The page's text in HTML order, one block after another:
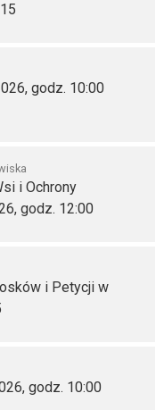
godz. 10:00
i Ochrony
godz. 12:00
i Petycji w
godz. 10:00